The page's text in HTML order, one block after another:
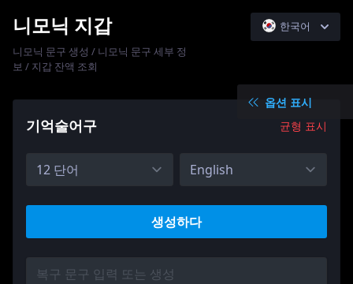
니모닉 지갑
니모닉 문구 생성 / 니모닉 문구 세부 정
보 / 지갑 잔액 조회
한국어
中文简体
日本語
기억술어구 균형 표시
생성하다
옵션 표시